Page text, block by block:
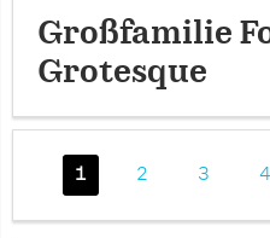
Großfamilie
Grotesque
1 2 3 4